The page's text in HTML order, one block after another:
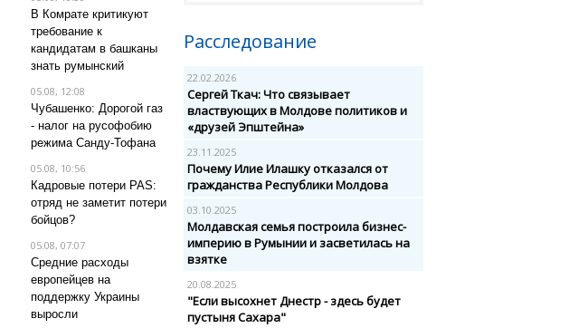
В Комрате критикуют
требование к
кандидатам в башканы
знать румынский
05.08, 12:08
Чубашенко: Дорогой газ
- налог на русофобию
режима Санду-Тофана
05.08, 10:56
Кадровые потери PAS:
отряд не заметит потери
бойцов?
05.08, 07:07
Средние расходы
европейцев на
поддержку Украины
выросли
Расследование
22.02.2026
Сергей Ткач: Что связывает
властвующих в Молдове политиков и
«друзей Эпштейна»
23.11.2025
Почему Илие Илашку отказался от
гражданства Республики Молдова
03.10.2025
Молдавская семья построила бизнес-
империю в Румынии и засветилась на
взятке
20.08.2025
"Если высохнет Днестр - здесь будет
пустыня Сахара"